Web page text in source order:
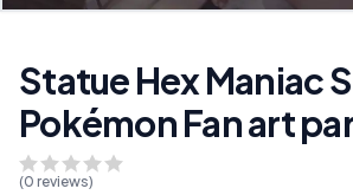
Statue Hex Maniac
Pokémon Fan art
(0 reviews)